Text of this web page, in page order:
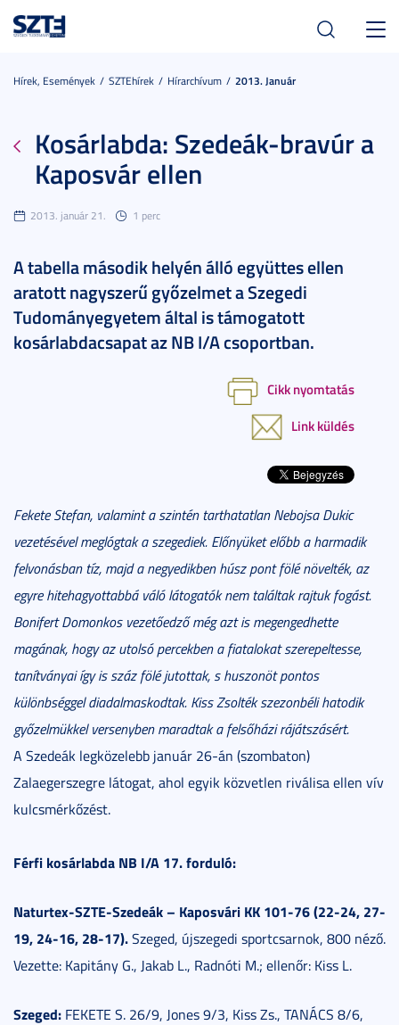
Hírek, Események SZTEhírek Hírarchívum 2013. Január
Kosárlabda: Szedeák-bravúr a
Kaposvár ellen
2013. január 21. 1 perc
A tabella második helyén álló együttes ellen
aratott nagyszerű győzelmet a Szegedi
Tudományegyetem által is támogatott
kosárlabdacsapat az NB I/A csoportban.
Cikk nyomtatás
Link küldés
Fekete Stefan, valamint a szintén tarthatatlanNebojsa Dukic
vezetésével meglógtak a szegediek. Előnyüket előbb a harmadik
felvonásban tíz, majd a negyedikben húsz pont fölé növelték, az
egyre hitehagyottabbá váló látogatók nem találtak rajtuk fogást.
Bonifert Domonkosvezetőedző még azt is megengedhette
magának, hogy az utolsó percekben a fiatalokat szerepeltesse,
tanítványai így is száz fölé jutottak, s huszonöt pontos
különbséggel diadalmaskodtak. Kiss Zsolték szezonbéli hatodik
győzelmükkel versenyben maradtak a felsőházi rájátszásért.
A Szedeák legközelebb január 26-án (szombaton)
Zalaegerszegre látogat, ahol egyik közvetlen riválisa ellen vív
kulcsmérkőzést.
Férfi kosárlabda NB I/A 17. forduló:
Naturtex-SZTE-Szedeák – Kaposvári KK 101-76 (22-24, 27-
19, 24-16, 28-17).Szeged, újszegedi sportcsarnok, 800 néző.
Vezette: Kapitány G., Jakab L., Radnóti M.; ellenőr: Kiss L.
Szeged: FEKETE S. 26/9, Jones 9/3, Kiss Zs., TANÁCS 8/6,